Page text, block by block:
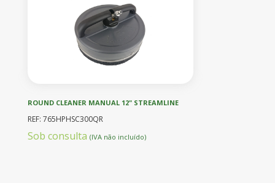
ROUND CLEANER MANUAL 12" STREAMLINE
REF: 765HPHSC300QR
Sob consulta (IVA não incluído)